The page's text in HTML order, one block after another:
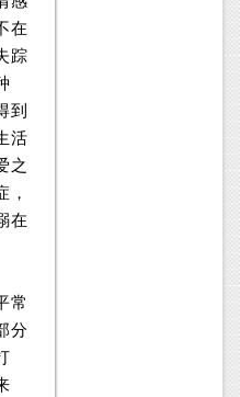
在
踪
到
活
之
，
在
常
分